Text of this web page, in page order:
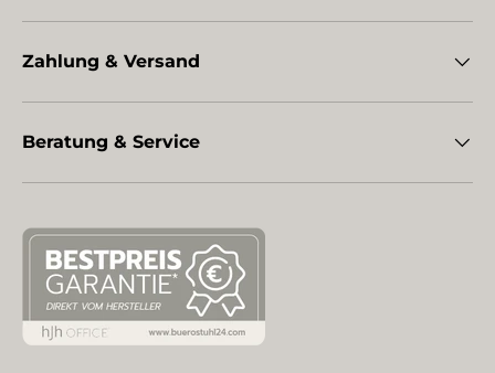
Zahlung & Versand
Beratung & Service